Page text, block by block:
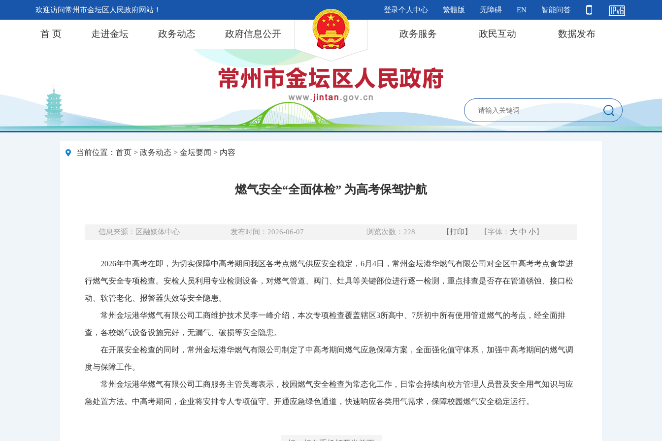
欢迎访问常州市金坛区人民政府网站！ 登录个人中心 繁體版 无障碍 EN 智能问答
首 页 走进金坛 政务动态 政府信息公开 政务服务 政民互动 数据发布
当前位置： 首页 > 政务动态 > 金坛要闻 > 内容
燃气安全“全面体检” 为高考保驾护航
信息来源：区融媒体中心 发布时间：2026-06-07 浏览次数： 228 【打印】 【字体： 大 中 小】
2026年中高考在即，为切实保障中高考期间我区各考点燃气供应安全稳定，6月4日，常州金坛港华燃气有限公司对全区中高考考点食堂进
行燃气安全专项检查。安检人员利用专业检测设备，对燃气管道、阀门、灶具等关键部位进行逐一检测，重点排查是否存在管道锈蚀、接口松
动、软管老化、报警器失效等安全隐患。
常州金坛港华燃气有限公司工商维护技术员李一峰介绍，本次专项检查覆盖辖区3所高中、7所初中所有使用管道燃气的考点，经全面排
查，各校燃气设备设施完好，无漏气、破损等安全隐患。
在开展安全检查的同时，常州金坛港华燃气有限公司制定了中高考期间燃气应急保障方案，全面强化值守体系，加强中高考期间的燃气调
度与保障工作。
常州金坛港华燃气有限公司工商服务主管吴骞表示，校园燃气安全检查为常态化工作，日常会持续向校方管理人员普及安全用气知识与应
急处置方法。中高考期间，企业将安排专人专项值守、开通应急绿色通道，快速响应各类用气需求，保障校园燃气安全稳定运行。